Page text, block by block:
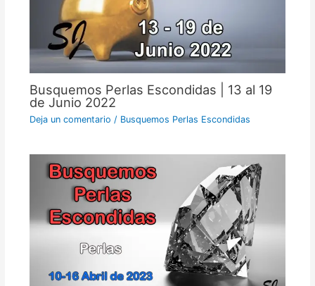
Busquemos Perlas Escondidas | 13 al 19
de Junio 2022
Deja un comentario / Busquemos Perlas Escondidas